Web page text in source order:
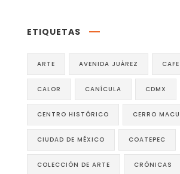
ETIQUETAS
ARTE AVENIDA JUÁREZ
CALOR CANÍCULA CDMX
CENTRO HISTÓRICO CERRO
CIUDAD DE MÉXICO COATEPEC
COLECCIÓN DE ARTE CRÓNICAS